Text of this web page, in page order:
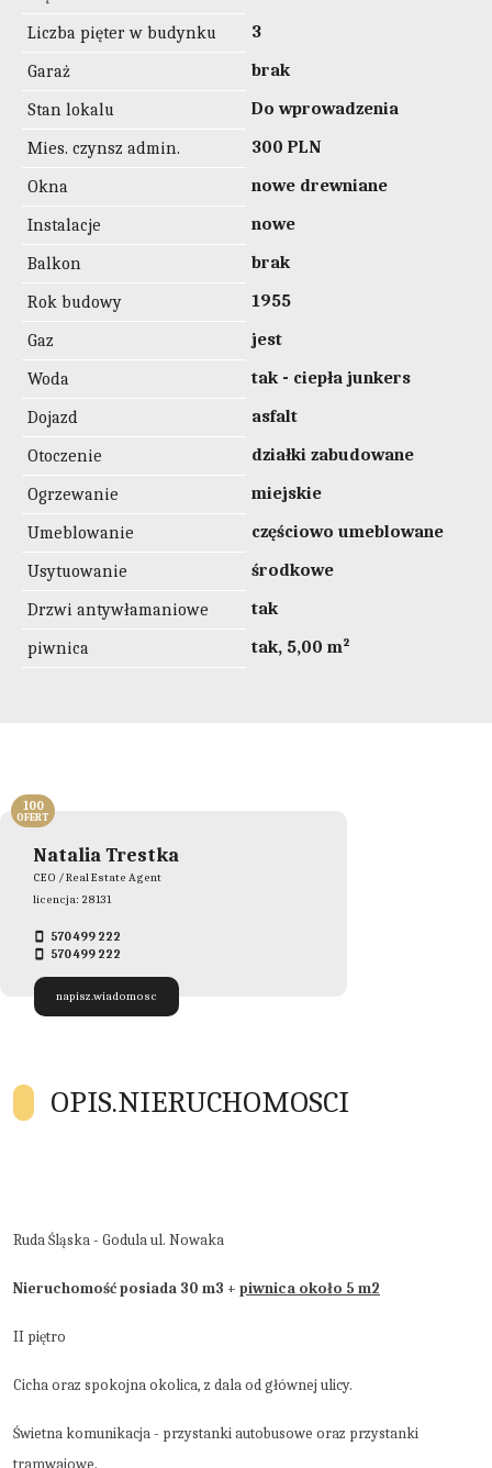
Liczba pięter w budynku
3
Garaż
brak
Stan lokalu
Do wprowadzenia
Mies. czynsz admin.
300 PLN
Okna
nowe drewniane
Instalacje
nowe
Balkon
brak
Rok budowy
1955
Gaz
jest
Woda
tak - ciepła junkers
Dojazd
asfalt
Otoczenie
działki zabudowane
Ogrzewanie
miejskie
Umeblowanie
częściowo umeblowane
Usytuowanie
środkowe
Drzwi antywłamaniowe
tak
piwnica
tak, 5,00 m²
Natalia Trestka
CEO / Real Estate Agent
licencja: 28131
570 499 222
570 499 222
napisz.wiadomosc
100
OFERT
OPIS.NIERUCHOMOSCI
Ruda Śląska - Godula ul. Nowaka
Nieruchomość posiada 30 m3 + piwnica około 5 m2
II piętro
Cicha oraz spokojna okolica, z dala od głównej ulicy.
Świetna komunikacja - przystanki autobusowe oraz przystanki